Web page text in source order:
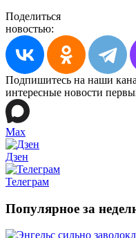
Поделиться
новостью:
Подпишитесь на наши
интересные новости
Max
Дзен
Телеграм
Популярное за